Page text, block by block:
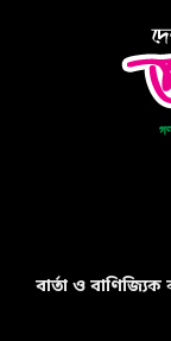
বার্তা ও বাণিজ্যিক